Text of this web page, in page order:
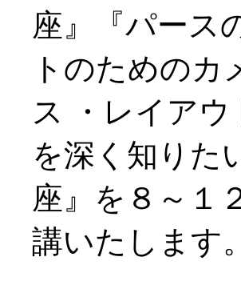
座』『パース
トのためのカ
ス ・レイア
を深く知りた
座』を８～１
講いたします。